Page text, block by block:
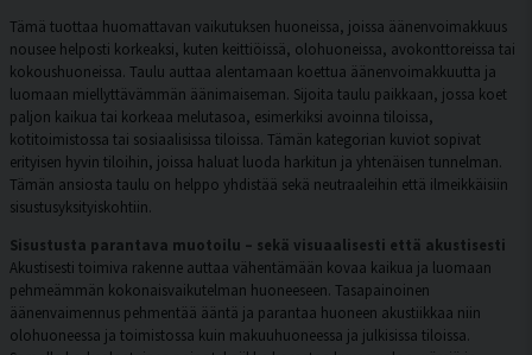
Tämä tuottaa huomattavan vaikutuksen huoneissa, joissa äänenvoimakkuus
nousee helposti korkeaksi, kuten keittiöissä, olohuoneissa, avokonttoreissa tai
kokoushuoneissa. Taulu auttaa alentamaan koettua äänenvoimakkuutta ja
luomaan miellyttävämmän äänimaiseman. Sijoita taulu paikkaan, jossa koet
paljon kaikua tai korkeaa melutasoa, esimerkiksi avoinna tiloissa,
kotitoimistossa tai sosiaalisissa tiloissa. Tämän kategorian kuviot sopivat
erityisen hyvin tiloihin, joissa haluat luoda harkitun ja yhtenäisen tunnelman.
Tämän ansiosta taulu on helppo yhdistää sekä neutraaleihin että ilmeikkäisiin
sisustusyksityiskohtiin.
Sisustusta parantava muotoilu – sekä visuaalisesti että akustisesti
Akustisesti toimiva rakenne auttaa vähentämään kovaa kaikua ja luomaan
pehmeämmän kokonaisvaikutelman huoneeseen. Tasapainoinen
äänenvaimennus pehmentää ääntä ja parantaa huoneen akustiikkaa niin
olohuoneessa ja toimistossa kuin makuuhuoneessa ja julkisissa tiloissa.